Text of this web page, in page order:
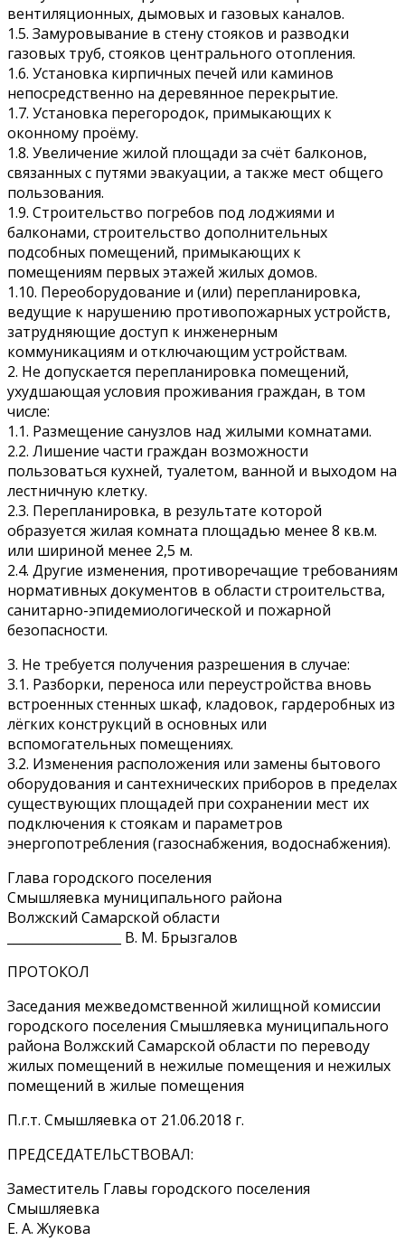
вентиляционных, дымовых и газовых каналов.
1.5. Замуровывание в стену стояков и разводки
газовых труб, стояков центрального отопления.
1.6. Установка кирпичных печей или каминов
непосредственно на деревянное перекрытие.
1.7. Установка перегородок, примыкающих к
оконному проёму.
1.8. Увеличение жилой площади за счёт балконов,
связанных с путями эвакуации, а также мест общего
пользования.
1.9. Строительство погребов под лоджиями и
балконами, строительство дополнительных
подсобных помещений, примыкающих к
помещениям первых этажей жилых домов.
1.10. Переоборудование и (или) перепланировка,
ведущие к нарушению противопожарных устройств,
затрудняющие доступ к инженерным
коммуникациям и отключающим устройствам.
2. Не допускается перепланировка помещений,
ухудшающая условия проживания граждан, в том
числе:
1.1. Размещение санузлов над жилыми комнатами.
2.2. Лишение части граждан возможности
пользоваться кухней, туалетом, ванной и выходом на
лестничную клетку.
2.3. Перепланировка, в результате которой
образуется жилая комната площадью менее 8 кв.м.
или шириной менее 2,5 м.
2.4. Другие изменения, противоречащие требованиям
нормативных документов в области строительства,
санитарно-эпидемиологической и пожарной
безопасности.
3. Не требуется получения разрешения в случае:
3.1. Разборки, переноса или переустройства вновь
встроенных стенных шкаф, кладовок, гардеробных из
лёгких конструкций в основных или
вспомогательных помещениях.
3.2. Изменения расположения или замены бытового
оборудования и сантехнических приборов в пределах
существующих площадей при сохранении мест их
подключения к стоякам и параметров
энергопотребления (газоснабжения, водоснабжения).
Глава городского поселения
Смышляевка муниципального района
Волжский Самарской области
__________________ В. М. Брызгалов
ПРОТОКОЛ
Заседания межведомственной жилищной комиссии
городского поселения Смышляевка муниципального
района Волжский Самарской области по переводу
жилых помещений в нежилые помещения и нежилых
помещений в жилые помещения
П.г.т. Смышляевка от 21.06.2018 г.
ПРЕДСЕДАТЕЛЬСТВОВАЛ:
Заместитель Главы городского поселения
Смышляевка
Е. А. Жукова